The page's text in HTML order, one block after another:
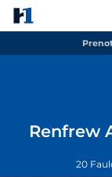
Renfrew
20